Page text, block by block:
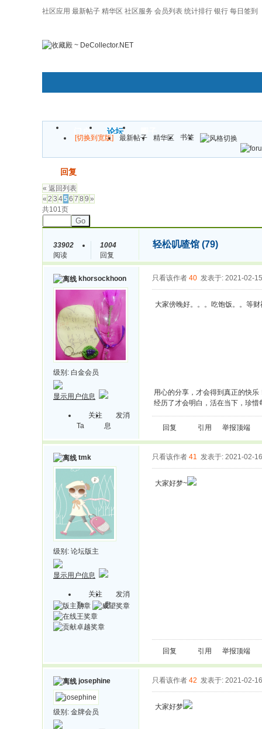
社区应用 最新帖子 精华区 社区服务 会员列表 统计排行 银行 每日签到
门户 论坛
[切换到宽版] 最新帖子 精华区
书签
回复
« 返回列表
« 2 3 456 7 8 9 »
共101页
Go
33902
阅读
1004
回复
轻松叽喳馆 (79)
khorsockhoon
级别: 白金会员
显示用户信息
关注
Ta
发消
息
只看该作者 40 发表于: 2021-02-15
大家傍晚好。。。吃饱饭。。等财
用心的分享，才会得到真正的快乐
经历了才会明白，活在当下，珍惜
回复 引用 举报顶端
tmk
级别: 论坛版主
显示用户信息
关注
Ta
发消
息
只看该作者 41 发表于: 2021-02-16
大家好梦~
回复 引用 举报顶端
josephine
级别: 金牌会员
只看该作者 42 发表于: 2021-02-16
大家好梦